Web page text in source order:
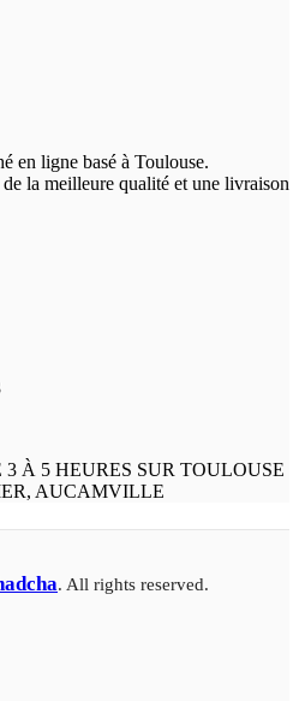
en ligne basé à Toulouse.
la meilleure qualité et une livraison
À 5 HEURES SUR TOULOUSE
AUCAMVILLE
. All rights reserved.